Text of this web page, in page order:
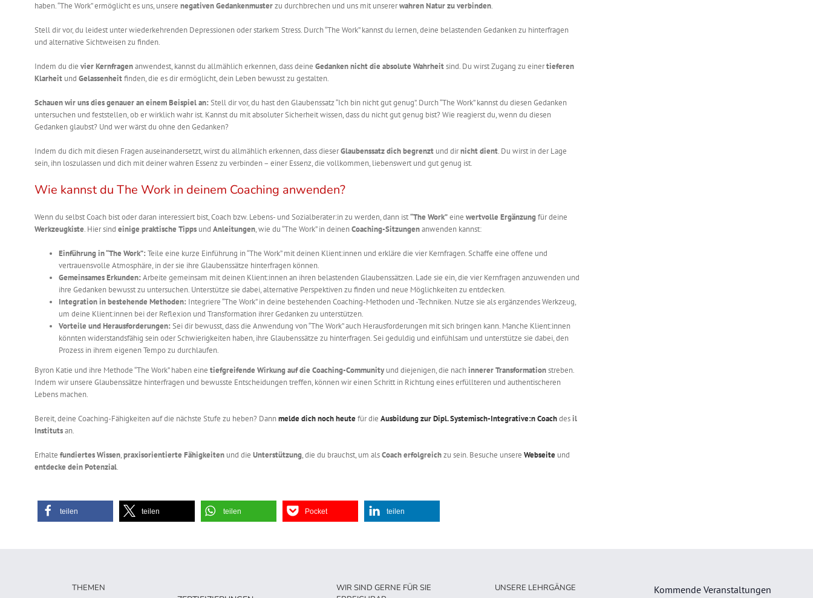
haben. “The Work” ermöglicht es uns, unsere negativen Gedankenmusterzu durchbrechen und uns mit unsererwahren Natur zu verbinden.
Stell dir vor, du leidest unter wiederkehrenden Depressionen oder starkem Stress. Durch “The Work” kannst du lernen, deine belastenden Gedanken zu hinterfragen
und alternative Sichtweisen zu finden.
Indem du die vier Kernfragenanwendest, kannst du allmählich erkennen, dass deine Gedanken nicht die absolute Wahrheitsind. Du wirst Zugang zu einertieferen
Klarheitund Gelassenheitfinden, die es dir ermöglicht, dein Leben bewusst zu gestalten.
Schauen wir uns dies genauer an einem Beispiel an: Stell dir vor, du hast den Glaubenssatz “Ich bin nicht gut genug”. Durch “The Work” kannst du diesen Gedanken
untersuchen und feststellen, ob er wirklich wahr ist. Kannst du mit absoluter Sicherheit wissen, dass du nicht gut genug bist? Wie reagierst du, wenn du diesen
Gedanken glaubst? Und wer wärst du ohne den Gedanken?
Indem du dich mit diesen Fragen auseinandersetzt, wirst du allmählich erkennen, dass dieserGlaubenssatz dich begrenztund dirnicht dient. Du wirst in der Lage
sein, ihn loszulassen und dich mit deiner wahren Essenz zu verbinden – einer Essenz, die vollkommen, liebenswert und gut genug ist.
Wie kannst du The Work in deinem Coaching anwenden?
Wenn du selbst Coach bist oder daran interessiert bist, Coach bzw. Lebens- und Sozialberater:in zu werden, dann ist“The Work”eine wertvolle Ergänzungfür deine
Werkzeugkiste. Hier sind einige praktische Tippsund Anleitungen, wie du “The Work” in deinenCoaching-Sitzungenanwenden kannst:
Einführung in “The Work”: Teile eine kurze Einführung in “The Work” mit deinen Klient:innen und erkläre die vier Kernfragen. Schaffe eine offene und
vertrauensvolle Atmosphäre, in der sie ihre Glaubenssätze hinterfragen können.
Gemeinsames Erkunden: Arbeite gemeinsam mit deinen Klient:innen an ihren belastenden Glaubenssätzen. Lade sie ein, die vier Kernfragen anzuwenden und
ihre Gedanken bewusst zu untersuchen. Unterstütze sie dabei, alternative Perspektiven zu finden und neue Möglichkeiten zu entdecken.
Integration in bestehende Methoden: Integriere “The Work” in deine bestehenden Coaching-Methoden und -Techniken. Nutze sie als ergänzendes Werkzeug,
um deine Klient:innen bei der Reflexion und Transformation ihrer Gedanken zu unterstützen.
Vorteile und Herausforderungen: Sei dir bewusst, dass die Anwendung von “The Work” auch Herausforderungen mit sich bringen kann. Manche Klient:innen
könnten widerstandsfähig sein oder Schwierigkeiten haben, ihre Glaubenssätze zu hinterfragen. Sei geduldig und einfühlsam und unterstütze sie dabei, den
Prozess in ihrem eigenen Tempo zu durchlaufen.
Byron Katie und ihre Methode “The Work” haben eine tiefgreifende Wirkung auf die Coaching-Communityund diejenigen, die nachinnerer Transformationstreben.
Indem wir unsere Glaubenssätze hinterfragen und bewusste Entscheidungen treffen, können wir einen Schritt in Richtung eines erfüllteren und authentischeren
Lebens machen.
Bereit, deine Coaching-Fähigkeiten auf die nächste Stufe zu heben? Dannmelde dich noch heutefür die Ausbildung zur Dipl. Systemisch-Integrative:n Coachdesil
Institutsan.
Erhalte fundiertes Wissen,praxisorientierte Fähigkeitenund die Unterstützung, die du brauchst, um alsCoach erfolgreichzu sein. Besuche unsere Webseiteund
entdecke dein Potenzial.
teilen teilen teilen Pocket teilen
THEMEN
WIR SIND GERNE FÜR SIE
UNSERE LEHRGÄNGE Kommende Veranstaltungen